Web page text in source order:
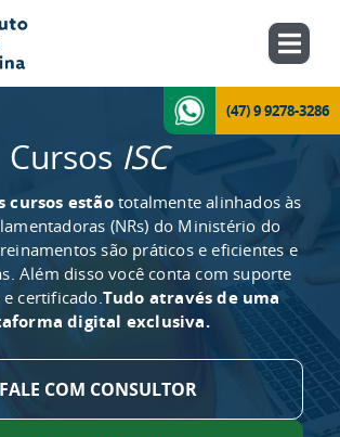
(47) 9 9278-3286
Cursos ISC
cursos estãototalmente alinhados às
(NRs) do Ministério do
são práticos e eficientes e
Além disso você conta com suporte
certificado.Tudo através de uma
digital exclusiva.
FALE COM CONSULTOR